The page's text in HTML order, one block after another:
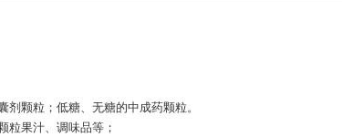
颗粒；低糖、无糖的中成药颗粒。
果汁、调味品等；